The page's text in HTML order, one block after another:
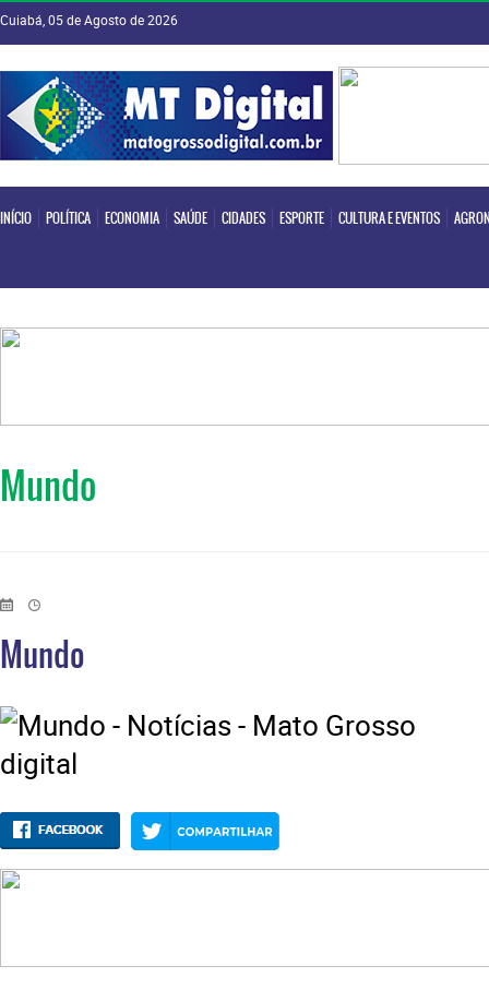
Cuiabá, 05 de Agosto de 2026
INÍCIO POLÍTICA ECONOMIA SAÚDE CIDADES ESPORTE CULTURA E EVENTOS
INÍCIO POLÍTICA ECONOMIA SAÚDE
Mundo
Mundo